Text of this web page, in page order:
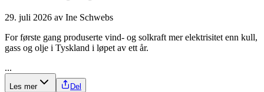
29. juli 2026 av Ine Schwebs
For første gang produserte vind- og solkraft mer elektrisitet enn kull,
gass og olje i Tyskland i løpet av ett år.
...
Les mer Del